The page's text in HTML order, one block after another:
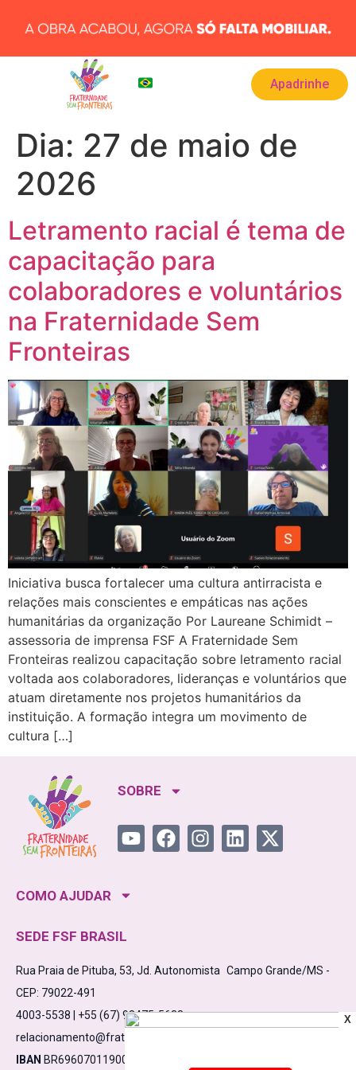
BRA Apadrinhe
Dia: 27 de maio de
2026
Letramento racial é tema de
capacitação para
colaboradores e voluntários
na Fraternidade Sem
Fronteiras
Iniciativa busca fortalecer uma cultura antirracista e
relações mais conscientes e empáticas nas ações
humanitárias da organização Por Laureane Schimidt –
assessoria de imprensa FSF A Fraternidade Sem
Fronteiras realizou capacitação sobre letramento racial
voltada aos colaboradores, lideranças e voluntários que
atuam diretamente nos projetos humanitários da
instituição. A formação integra um movimento de
cultura […]
SOBRE
COMO AJUDAR
SEDE FSF BRASIL
Rua Praia de Pituba, 53, Jd. Autonomista Campo Grande/MS -
CEP: 79022-491
4003-5538 | +55 (67) 98475-5638
relacionamento@fraternidadesemfronteiras.org.br
IBAN BR6960701190000910000532861C1
X